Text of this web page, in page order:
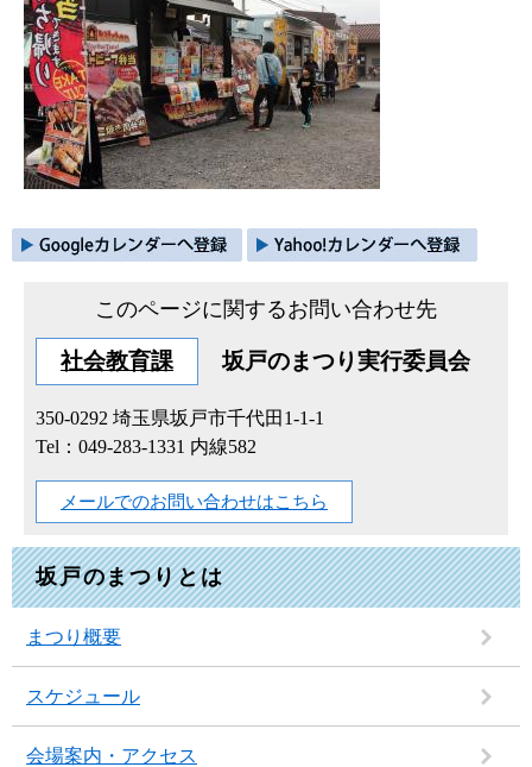
このページに関するお問い合わせ先
社会教育課 坂戸のまつり実行委員会
350-0292 埼玉県坂戸市千代田1-1-1
Tel：049-283-1331 内線582
メールでのお問い合わせはこちら
坂戸のまつりとは
まつり概要
スケジュール
会場案内・アクセス